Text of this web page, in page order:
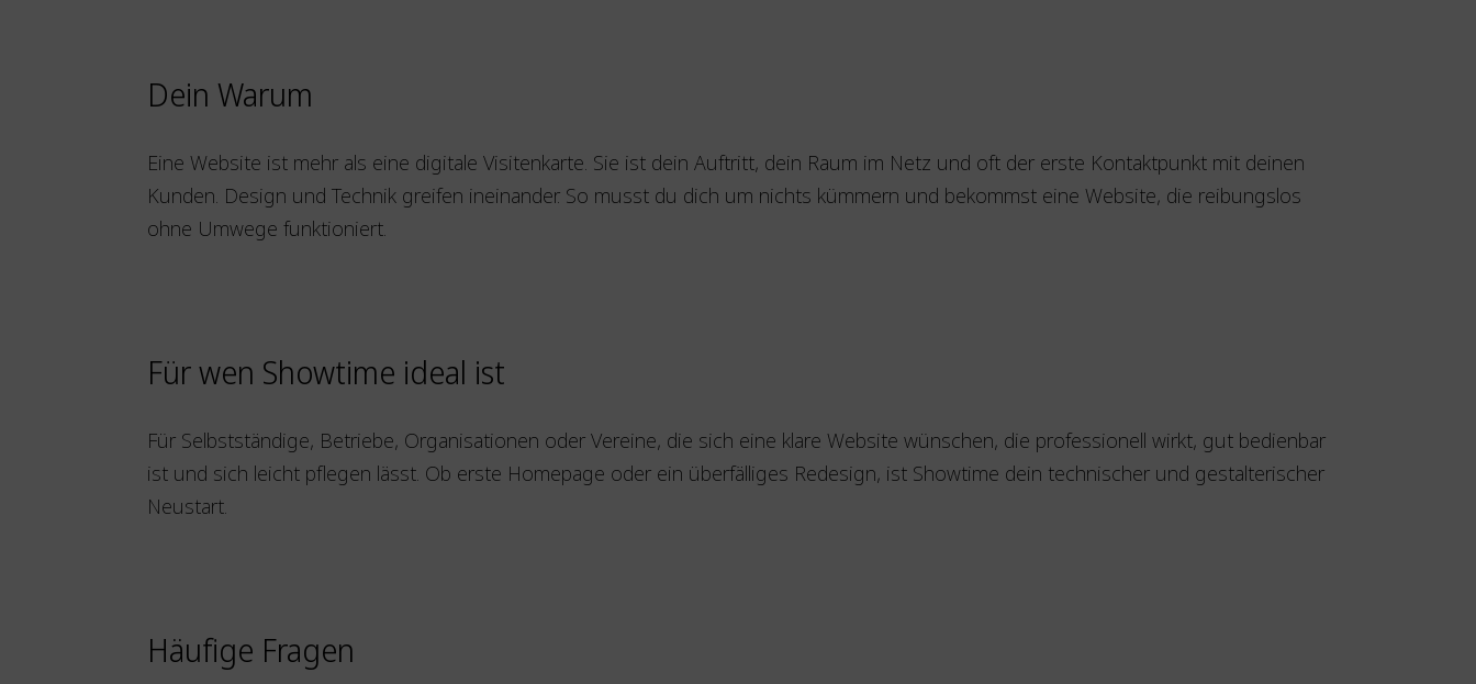
Dein Warum
Eine Website ist mehr als eine digitale Visitenkarte. Sie ist dein Auftritt, dein Raum im Netz und oft der erste Kontaktpunkt mit deinen
Kunden. Design und Technik greifen ineinander. So musst du dich um nichts kümmern und bekommst eine Website, die reibungslos
ohne Umwege funktioniert.
Für wen Showtime ideal ist
Für Selbstständige, Betriebe, Organisationen oder Vereine, die sich eine klare Website wünschen, die professionell wirkt, gut bedienbar
ist und sich leicht pflegen lässt. Ob erste Homepage oder ein überfälliges Redesign, ist Showtime dein technischer und gestalterischer
Neustart.
Häufige Fragen